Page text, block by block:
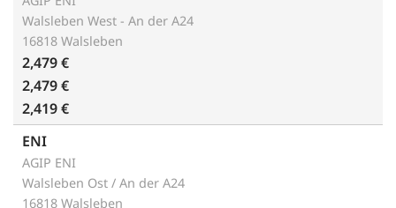
Walsleben West - An der A24
16818 Walsleben
2,479 €
2,479 €
2,419 €
ENI
AGIP ENI
Walsleben Ost / An der A24
16818 Walsleben